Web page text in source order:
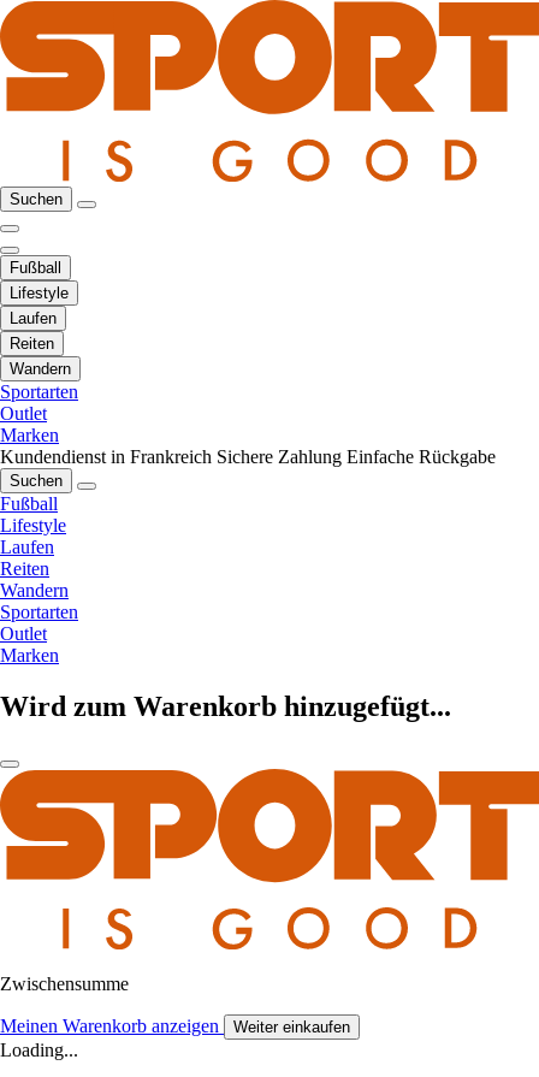
Suchen
Fußball
Lifestyle
Laufen
Reiten
Wandern
Sportarten
Outlet
Marken
Kundendienst in Frankreich Sichere Zahlung Einfache Rückgabe
Suchen
Fußball
Lifestyle
Laufen
Reiten
Wandern
Sportarten
Outlet
Marken
Wird zum Warenkorb hinzugefügt...
Zwischensumme
Meinen Warenkorb anzeigen Weiter einkaufen
Loading...